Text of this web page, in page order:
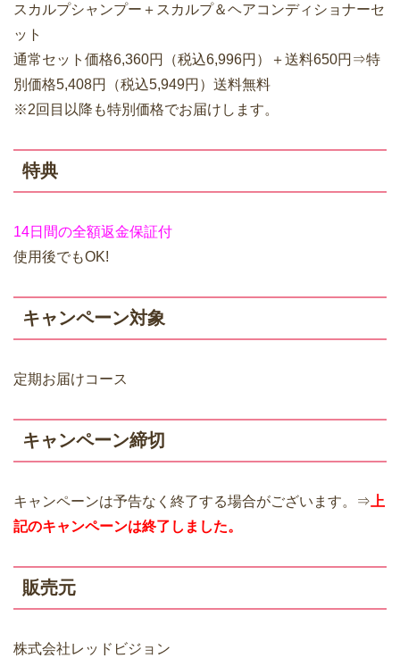
スカルプシャンプー＋スカルプ＆ヘアコンディショナーセ
ット
通常セット価格6,360円（税込6,996円）＋送料650円⇒特
別価格5,408円（税込5,949円）送料無料
※2回目以降も特別価格でお届けします。
特典
14日間の全額返金保証付
使用後でもOK!
キャンペーン対象
定期お届けコース
キャンペーン締切
キャンペーンは予告なく終了する場合がございます。⇒ 上
記のキャンペーンは終了 しました。
販売元
株式会社レッドビジョン